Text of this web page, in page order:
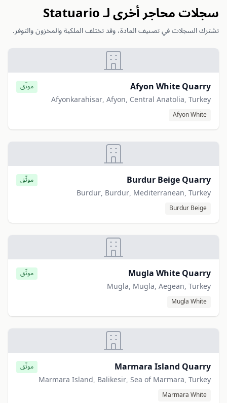
سجلات محاجر أخرى لـ Statuario
تشترك السجلات في تصنيف المادة، وقد تختلف الملكية والمخزون والتوفر.
Afyon White Quarry موثّق
Afyonkarahisar, Afyon, Central Anatolia, Turkey
Afyon White
Burdur Beige Quarry موثّق
Burdur, Burdur, Mediterranean, Turkey
Burdur Beige
Mugla White Quarry موثّق
Mugla, Mugla, Aegean, Turkey
Mugla White
Marmara Island Quarry موثّق
Marmara Island, Balikesir, Sea of Marmara, Turkey
Marmara White